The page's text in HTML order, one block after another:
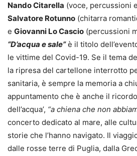
Nando Citarella (voce, percussioni
Salvatore Rotunno (chitarra
e Giovanni Lo Cascio (percussioni
“D’acqua e sale”è il titolo
le vittime del Covid-19. Se il tema
la ripresa del cartellone interrotto
sanitaria, è sempre la memoria a
appuntamento che è anche il
dell’acqua’, “a chiena che non
concerto dedicato al mare, alle
storie che l’hanno navigato. Il
dalle rosse terre di Puglia, dalla